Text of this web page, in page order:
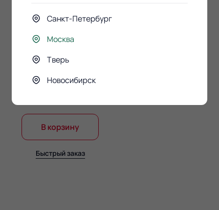
В корзину
Быстрый заказ
Санкт-Петербург
Москва
Тверь
Новосибирск